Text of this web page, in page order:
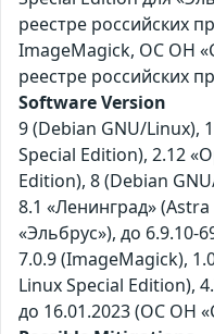
реестре российских
ImageMagick, ОС ОН
реестре российских
Software Version
9 (Debian GNU/Linux),
Special Edition), 2.12
Edition), 8 (Debian
8.1 «Ленинград»
«Эльбрус»), до 6.9.10-
7.0.9 (ImageMagick),
Linux Special Edition),
до 16.01.2023 (ОС ОН